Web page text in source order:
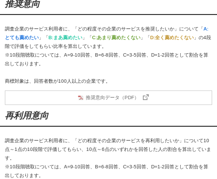
推奨意向
調査企業のサービス利用者に、「どの程度その企業のサービスを推奨したいか」について「A:
とても薦めたい 」「B:まあ薦めたい 」「C:あまり薦めたくない 」「D:全く薦めたくない 」の4段
階で評価をしてもらい比率を算出しています。
※10段階聴取については、A=9-10回答、B=6-8回答、C=3-5回答、D=1-2回答として割合を算
出しております。
商標対象は、回答者数が100人以上の企業です。
推奨意向データ（PDF）
再利用意向
調査企業のサービス利用者に、「どの程度その企業のサービスを再利用したいか」について10
点～1点の10段階で評価してもらい、10点～6点のいずれかを回答した人の割合を算出していま
す。
※10段階聴取については、A=9-10回答、B=6-8回答、C=3-5回答、D=1-2回答として割合を算
出しております。